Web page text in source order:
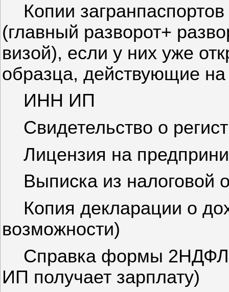
Копии
(главный разворот+
визой), если у них уже
образца, действующие
ИНН ИП
Свидетельство о
Лицензия на
Выписка из налоговой
Копия декларации о
возможности)
Справка формы 2НДФЛ
ИП получает зарплату)